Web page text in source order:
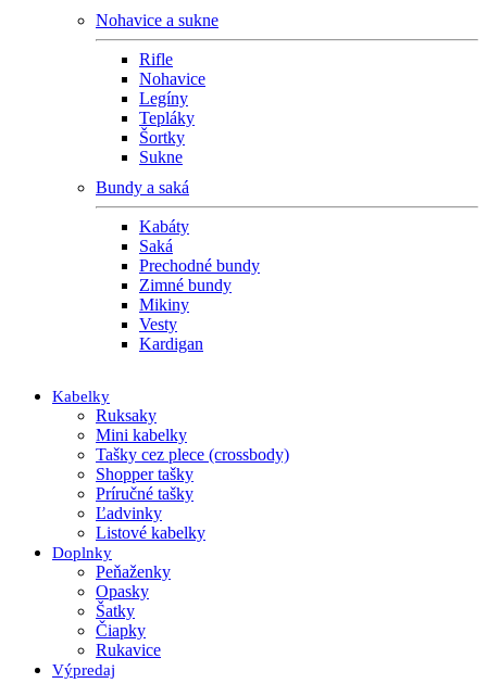
Nohavice a sukne
Rifle
Nohavice
Legíny
Tepláky
Šortky
Sukne
Bundy a saká
Kabáty
Saká
Prechodné bundy
Zimné bundy
Mikiny
Vesty
Kardigan
Kabelky
Ruksaky
Mini kabelky
Tašky cez plece (crossbody)
Shopper tašky
Príručné tašky
Ľadvinky
Listové kabelky
Doplnky
Peňaženky
Opasky
Šatky
Čiapky
Rukavice
Výpredaj